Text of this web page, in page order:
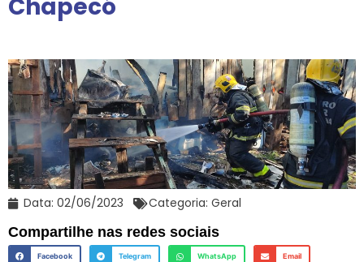
Chapecó
Data: 02/06/2023 Categoria: Geral
Compartilhe nas redes sociais
Facebook Telegram WhatsApp Email